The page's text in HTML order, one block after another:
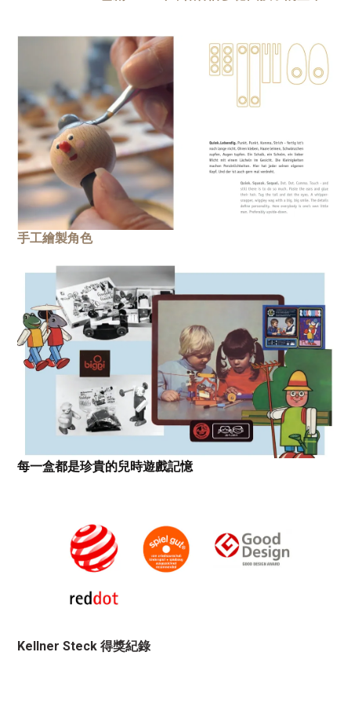
手工繪製角色
每一盒都是珍貴的兒時遊戲記憶
Kellner Steck 得獎紀錄